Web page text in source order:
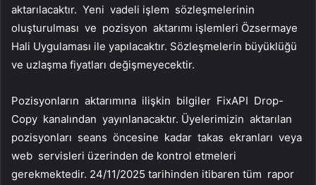
aktarılacaktır. Yeni vadeli işlem sözleşmelerinin
oluşturulması ve pozisyon aktarımı işlemleri Özsermaye
Hali Uygulaması ile yapılacaktır. Sözleşmelerin büyüklüğü
ve uzlaşma fiyatları değişmeyecektir.
Pozisyonların aktarımına ilişkin bilgiler FixAPI Drop-
Copy kanalından yayınlanacaktır. Üyelerimizin aktarılan
pozisyonları seans öncesine kadar takas ekranları veya
web servisleri üzerinden de kontrol etmeleri
gerekmektedir. 24/11/2025 tarihinden itibaren tüm rapor